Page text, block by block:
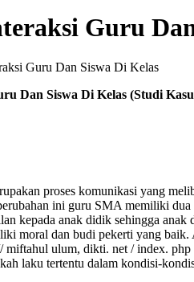
Guru
Guru Dan Siswa Di Kelas
Dan Siswa Di Kelas (Studi
proses komunikasi yang
ini guru SMA memiliki
kepada anak didik sehingga
moral dan budi pekerti yang
ulum, dikti. net / index. php
laku tertentu dalam kondisi-